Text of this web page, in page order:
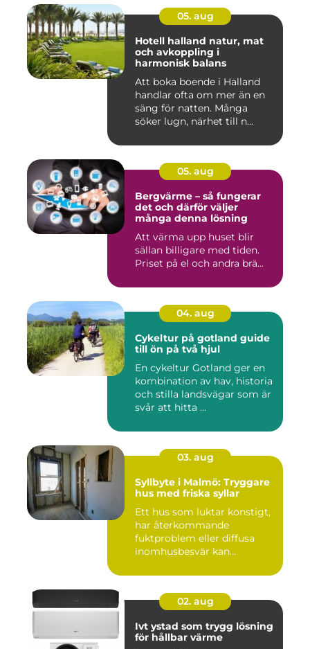
05. aug
Hotell halland natur, mat
och avkoppling i
harmonisk balans
Att boka boende i Halland
handlar ofta om mer än en
säng för natten. Många
söker lugn, närhet till n...
05. aug
Bergvärme – så fungerar
det och därför väljer
många denna lösning
Att värma upp huset blir
sällan billigare med tiden.
Priset på el och andra brä...
04. aug
Cykeltur på gotland guide
till ön på två hjul
En cykeltur Gotland ger en
kombination av hav, historia
och stilla landsvägar som är
svår att hitta ...
03. aug
Syllbyte i Malmö: Tryggare
hus med friska syllar
Ett hus som luktar konstigt,
har återkommande
fuktproblem eller diffusa
inomhusbesvär kan...
02. aug
Ivt ystad som trygg lösning
för hållbar värme